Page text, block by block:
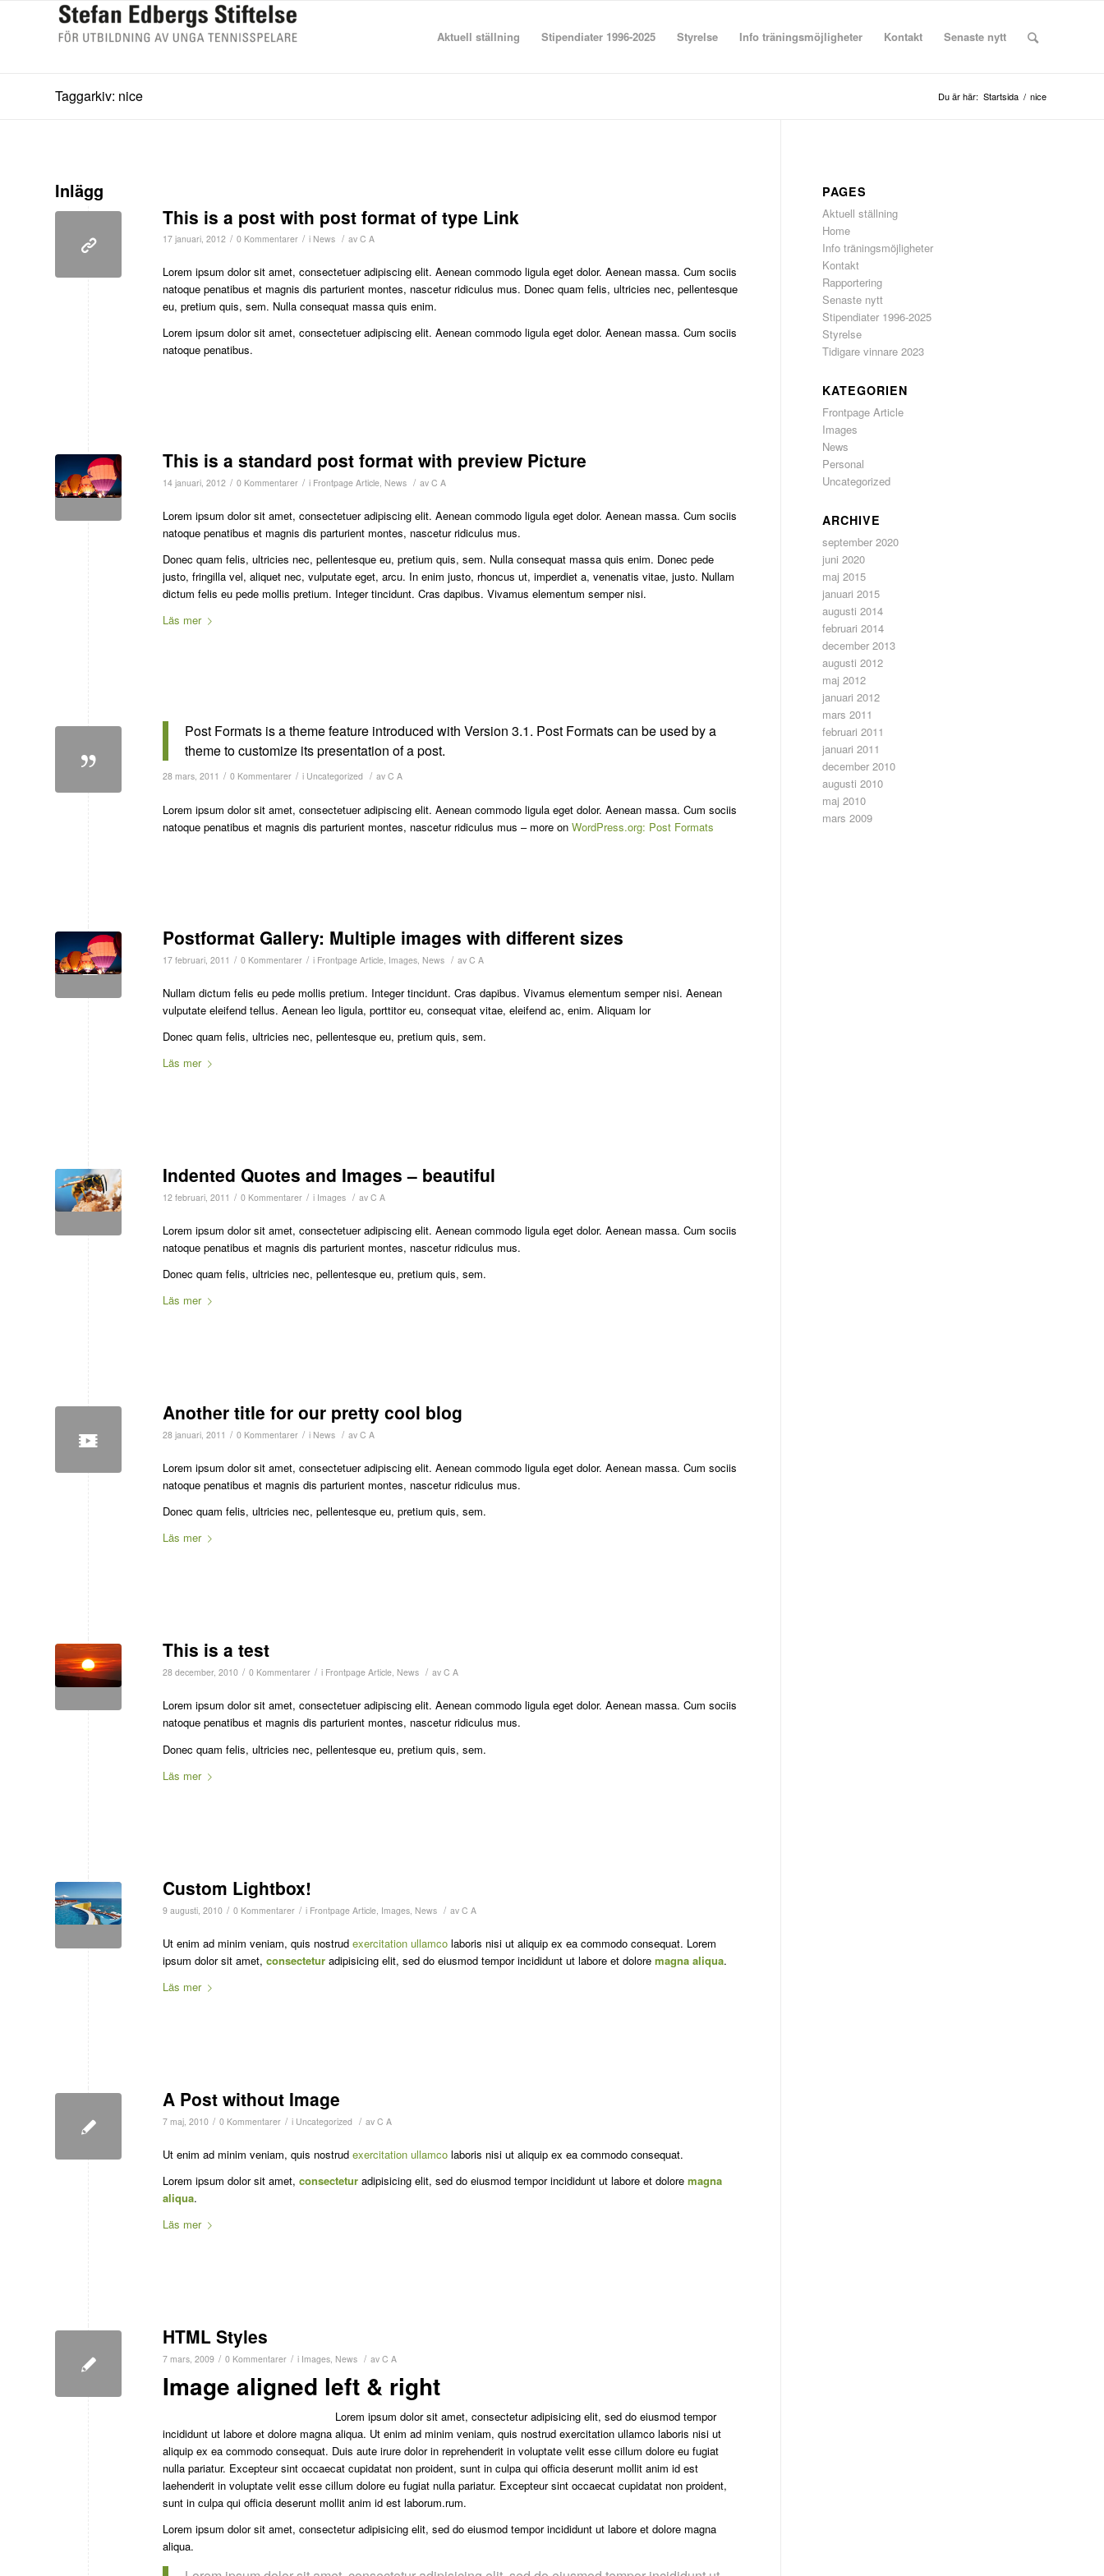
Aktuell ställning Stipendiater 1996-2025 Styrelse Info träningsmöjligheter Kontakt Senaste nytt
Taggarkiv: nice Du är här: Startsida / nice
Inlägg
This is a post with post format of type Link
17 januari, 2012 / 0 Kommentarer / i News / av C A
Lorem ipsum dolor sit amet, consectetuer adipiscing elit. Aenean commodo ligula eget dolor. Aenean massa. Cum sociis
natoque penatibus et magnis dis parturient montes, nascetur ridiculus mus. Donec quam felis, ultricies nec, pellentesque
eu, pretium quis, sem. Nulla consequat massa quis enim.
Lorem ipsum dolor sit amet, consectetuer adipiscing elit. Aenean commodo ligula eget dolor. Aenean massa. Cum sociis
natoque penatibus.
This is a standard post format with preview Picture
14 januari, 2012 / 0 Kommentarer / i Frontpage Article, News / av C A
Lorem ipsum dolor sit amet, consectetuer adipiscing elit. Aenean commodo ligula eget dolor. Aenean massa. Cum sociis
natoque penatibus et magnis dis parturient montes, nascetur ridiculus mus.
Donec quam felis, ultricies nec, pellentesque eu, pretium quis, sem. Nulla consequat massa quis enim. Donec pede
justo, fringilla vel, aliquet nec, vulputate eget, arcu. In enim justo, rhoncus ut, imperdiet a, venenatis vitae, justo. Nullam
dictum felis eu pede mollis pretium. Integer tincidunt. Cras dapibus. Vivamus elementum semper nisi.
Läs mer
Post Formats is a theme feature introduced with Version 3.1. Post Formats can be used by a
theme to customize its presentation of a post.
28 mars, 2011 / 0 Kommentarer / i Uncategorized / av C A
Lorem ipsum dolor sit amet, consectetuer adipiscing elit. Aenean commodo ligula eget dolor. Aenean massa. Cum sociis
natoque penatibus et magnis dis parturient montes, nascetur ridiculus mus – more on WordPress.org: Post Formats
Postformat Gallery: Multiple images with different sizes
17 februari, 2011 / 0 Kommentarer / i Frontpage Article Images News / av C A
Nullam dictum felis eu pede mollis pretium. Integer tincidunt. Cras dapibus. Vivamus elementum semper nisi. Aenean
vulputate eleifend tellus. Aenean leo ligula, porttitor eu, consequat vitae, eleifend ac, enim. Aliquam lor
Donec quam felis, ultricies nec, pellentesque eu, pretium quis, sem.
Läs mer
Indented Quotes and Images – beautiful
12 februari, 2011 / 0 Kommentarer / i Images / av C A
Lorem ipsum dolor sit amet, consectetuer adipiscing elit. Aenean commodo ligula eget dolor. Aenean massa. Cum sociis
natoque penatibus et magnis dis parturient montes, nascetur ridiculus mus.
Donec quam felis, ultricies nec, pellentesque eu, pretium quis, sem.
Läs mer
Another title for our pretty cool blog
28 januari, 2011 / 0 Kommentarer / i News / av C A
Lorem ipsum dolor sit amet, consectetuer adipiscing elit. Aenean commodo ligula eget dolor. Aenean massa. Cum sociis
natoque penatibus et magnis dis parturient montes, nascetur ridiculus mus.
Donec quam felis, ultricies nec, pellentesque eu, pretium quis, sem.
Läs mer
This is a test
28 december, 2010 / 0 Kommentarer / i Frontpage Article, News / av C A
Lorem ipsum dolor sit amet, consectetuer adipiscing elit. Aenean commodo ligula eget dolor. Aenean massa. Cum sociis
natoque penatibus et magnis dis parturient montes, nascetur ridiculus mus.
Donec quam felis, ultricies nec, pellentesque eu, pretium quis, sem.
Läs mer
Custom Lightbox!
9 augusti, 2010 / 0 Kommentarer / i Frontpage Article Images News / av C A
Ut enim ad minim veniam, quis nostrud exercitation ullamco laboris nisi ut aliquip ex ea commodo consequat. Lorem
ipsum dolor sit amet, consectetur adipisicing elit, sed do eiusmod tempor incididunt ut labore et dolore magna aliqua.
Läs mer
A Post without Image
7 maj, 2010 / 0 Kommentarer / i Uncategorized / av C A
Ut enim ad minim veniam, quis nostrud exercitation ullamco laboris nisi ut aliquip ex ea commodo consequat.
Lorem ipsum dolor sit amet, consectetur adipisicing elit, sed do eiusmod tempor incididunt ut labore et dolore magna
aliqua.
Läs mer
HTML Styles
7 mars, 2009 / 0 Kommentarer / i Images, News / av C A
Image aligned left & right
Lorem ipsum dolor sit amet, consectetur adipisicing elit, sed do eiusmod tempor
incididunt ut labore et dolore magna aliqua. Ut enim ad minim veniam, quis nostrud exercitation ullamco laboris nisi ut
aliquip ex ea commodo consequat. Duis aute irure dolor in reprehenderit in voluptate velit esse cillum dolore eu fugiat
nulla pariatur. Excepteur sint occaecat cupidatat non proident, sunt in culpa qui officia deserunt mollit anim id est
laehenderit in voluptate velit esse cillum dolore eu fugiat nulla pariatur. Excepteur sint occaecat cupidatat non proident,
sunt in culpa qui officia deserunt mollit anim id est laborum.rum.
Lorem ipsum dolor sit amet, consectetur adipisicing elit, sed do eiusmod tempor incididunt ut labore et dolore magna
aliqua.
PAGES
Aktuell ställning
Home
Info träningsmöjligheter
Kontakt
Rapportering
Senaste nytt
Stipendiater 1996-2025
Styrelse
Tidigare vinnare 2023
KATEGORIEN
Frontpage Article
Images
News
Personal
Uncategorized
ARCHIVE
september 2020
juni 2020
maj 2015
januari 2015
augusti 2014
februari 2014
december 2013
augusti 2012
maj 2012
januari 2012
mars 2011
februari 2011
januari 2011
december 2010
augusti 2010
maj 2010
mars 2009